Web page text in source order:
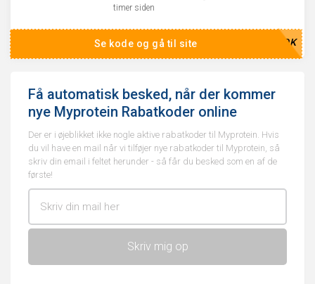
timer siden
Se kode og gå til site RDK
Få automatisk besked, når der kommer
nye Myprotein Rabatkoder online
Der er i øjeblikket ikke nogle aktive rabatkoder til Myprotein. Hvis
du vil have en mail når vi tilføjer nye rabatkoder til Myprotein, så
skriv din email i feltet herunder - så får du besked som en af de
første!